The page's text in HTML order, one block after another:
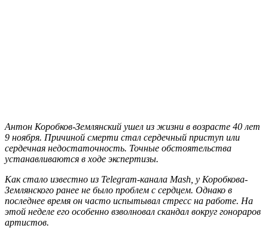
Антон Коробков-Землянский ушел из жизни в возрасте 40 лет
9 ноября. Причиной смерти стал сердечный приступ или
сердечная недостаточность. Точные обстоятельства
устанавливаются в ходе экспертизы.
Как стало известно из Telegram-канала Mash, у Коробкова-
Землянского ранее не было проблем с сердцем. Однако в
последнее время он часто испытывал стресс на работе. На
этой неделе его особенно взволновал скандал вокруг гонораров
артистов.